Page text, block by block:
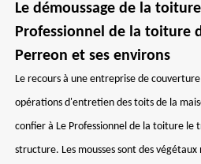
Le démoussage de la
Professionnel de la toiture
Perreon et ses environs
Le recours à une entreprise de
opérations d'entretien des toits de la
confier à Le Professionnel de la toiture le
structure. Les mousses sont des